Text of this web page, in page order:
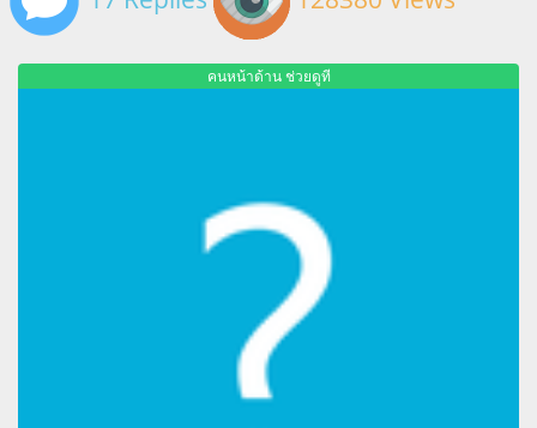
คนหน้าด้าน ช่วยดูที